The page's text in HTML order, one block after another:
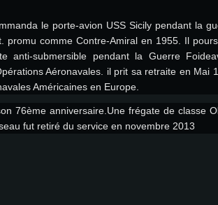
Disque dur: 60,2
le porte-avion USS Sicily pendant la
promu comme Contre-Amiral en 1955. Il
anti-submersible pendant la Guerre
Aéronavales. il prit sa retraite en Mai
Américaines en Europe.
76ème anniversaire.Une frégate de classe
fut retiré du service en novembre 2013